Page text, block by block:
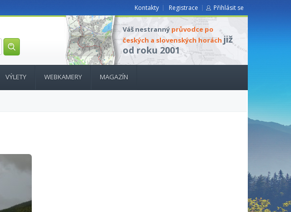
Kontakty Registrace Přihlásit se
Váš nestranný průvodce po
českých a slovenských horách již
od roku 2001
VÝLETY WEBKAMERY MAGAZÍN